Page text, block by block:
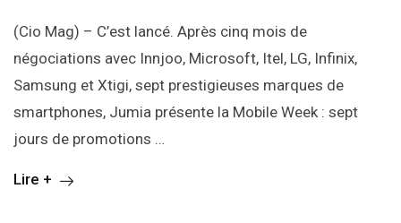
(Cio Mag) – C’est lancé. Après cinq mois de
négociations avec Innjoo, Microsoft, Itel, LG, Infinix,
Samsung et Xtigi, sept prestigieuses marques de
smartphones, Jumia présente la Mobile Week : sept
jours de promotions …
Lire +